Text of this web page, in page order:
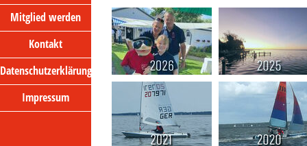
Mitglied werden
Kontakt
Datenschutzerklärung
Impressum